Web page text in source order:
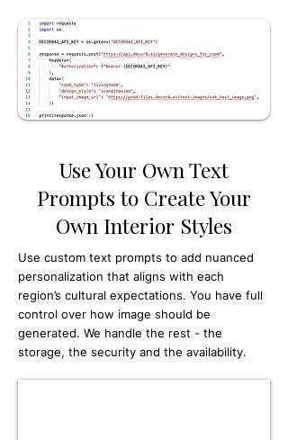
Use Your Own Text
Prompts to Create Your
Own Interior Styles
Use custom text prompts to add nuanced
personalization that aligns with each
region’s cultural expectations. You have full
control over how image should be
generated. We handle the rest - the
storage, the security and the availability.